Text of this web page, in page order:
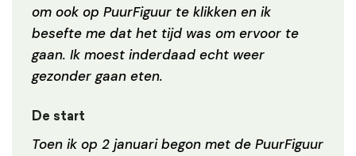
om ook op PuurFiguur te klikken en ik
besefte me dat het tijd was om ervoor te
gaan. Ik moest inderdaad echt weer
gezonder gaan eten.
De start
Toen ik op 2 januari begon met de PuurFiguur